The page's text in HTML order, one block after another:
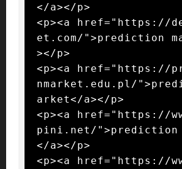
</a></p>
<p><a href="https://
et.com/">prediction
></p>
<p><a href="https://
nmarket.edu.pl/
arket</a></p>
<p><a href="https://
pini.net/">prediction
</a></p>
<p><a href="https://